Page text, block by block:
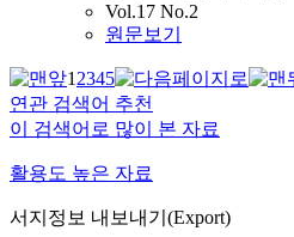
Vol.17 No.2
원문보기
12345
연관 검색어 추천
이 검색어로 많이 본 자료
활용도 높은 자료
서지정보 내보내기(Export)